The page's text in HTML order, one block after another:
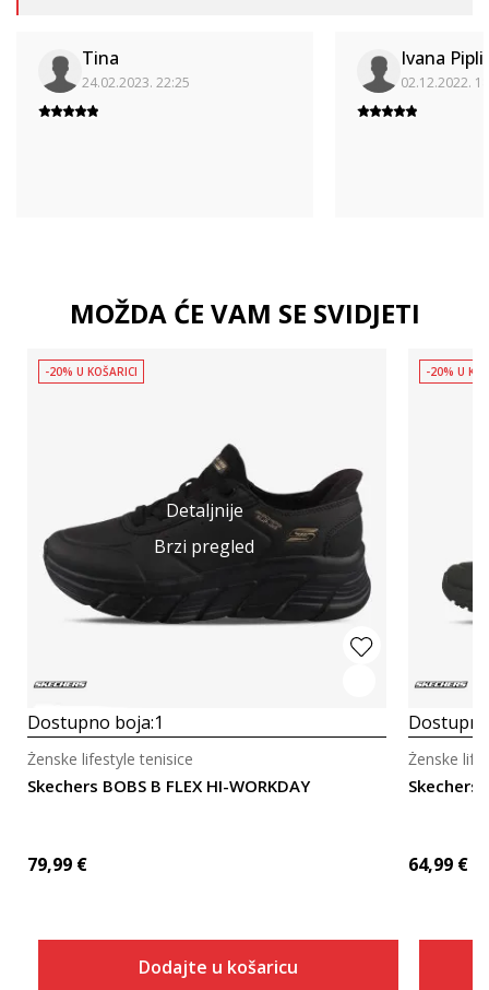
Tina
24.02.2023. 22:25
Ivana
02.12.2022.
MOŽDA ĆE VAM SE SVIDJETI
Detaljnije
Brzi pregled
-20% U KOŠARICI
Dostupno boja:1
Skechers BOBS B FLEX HI-WORKDAY
Ženske lifestyle tenisice
79,99 €
Dodajte u košaricu
-20% U
Skechers
Ženske
64,99 €